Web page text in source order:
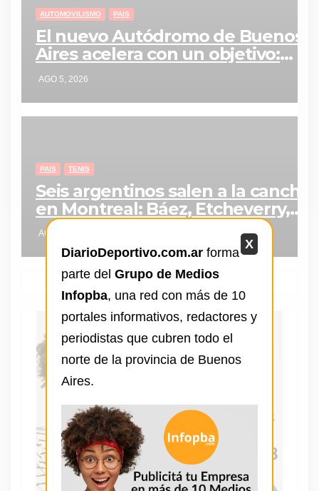
AUTOMOVILISMO PAIS
El nuevo Autódromo de Buenos
Aires acelera con un objetivo:
traer la Fórmula 1 a la Argentina
AGO 5, 2026
PAIS TENIS
Seis argentinos salen a la cancha
en Montreal: Báez, Etcheverry,
Navone y los Cerúndolo buscan
los octavos
AGO 5, 2026
X
DiarioDeportivo.com.ar forma
parte del Grupo de Medios
Infopba, una red con más de 10
portales informativos, redactores y
periodistas que cubren todo el
norte de la provincia de Buenos
Aires.